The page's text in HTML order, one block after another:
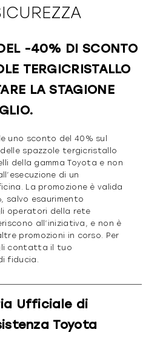
-40% DI SCONTO
TERGICRISTALLO
LA STAGIONE
uno sconto del 40% sul
spazzole tergicristallo
della gamma Toyota e non
di un
La promozione è valida
salvo esaurimento
operatori della rete
all’iniziativa, e non è
promozioni in corso. Per
contatta il tuo
fiducia.
Ufficiale di
Toyota